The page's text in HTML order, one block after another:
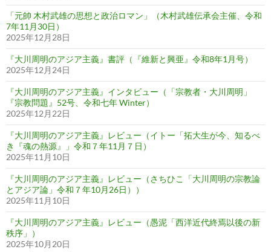
「元帥 木村武雄の思想と政治ロマン」（木村武雄伝承会主催、令和
7年11月30日）
2025年12月28日
『大川周明のアジア主義』書評（『維新と興亜』令和8年1月号）
2025年12月24日
『大川周明のアジア主義』インタビュー（「宗教者・大川周明」
『宗教問題』52号、令和七年 Winter）
2025年12月22日
『大川周明のアジア主義』レビュー（イトー「拓大生が今、知るべ
き『魂の熱源』」令和７年11月７日）
2025年11月10日
『大川周明のアジア主義』レビュー（さちひこ「大川周明の宗教論
とアジア論」令和７年10月26日））
2025年11月10日
『大川周明のアジア主義』レビュー（愚泥「西洋近代終焉以後の新
秩序」）
2025年10月20日